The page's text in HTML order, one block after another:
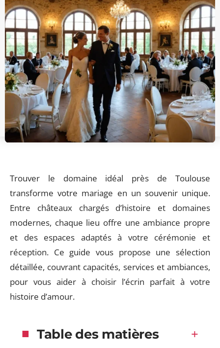
Trouver le domaine idéal près de Toulouse
transforme votre mariage en un souvenir unique.
Entre châteaux chargés d’histoire et domaines
modernes, chaque lieu offre une ambiance propre
et des espaces adaptés à votre cérémonie et
réception. Ce guide vous propose une sélection
détaillée, couvrant capacités, services et ambiances,
pour vous aider à choisir l’écrin parfait à votre
histoire d’amour.
Table des matières